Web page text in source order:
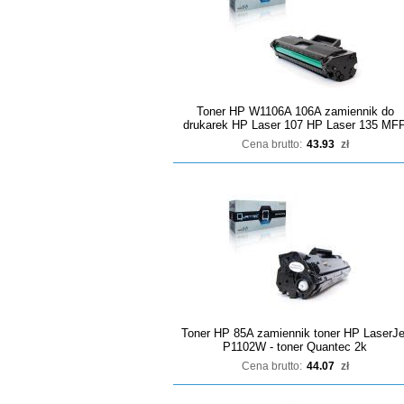
Toner HP W1106A 106A zamiennik do
drukarek HP Laser 107 HP Laser 135
Cena brutto: 43.93 zł
Toner HP 85A zamiennik toner HP
P1102W - toner Quantec 2k
Cena brutto: 44.07 zł